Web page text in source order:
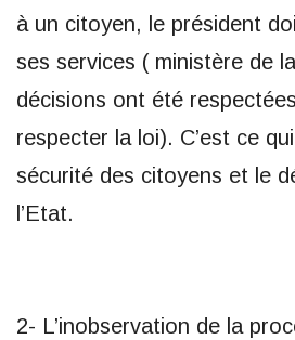
à un citoyen, le président
ses services ( ministère de
décisions ont été
respecter la loi). C’est ce
sécurité des citoyens et le
l’Etat.
2- L’inobservation de la